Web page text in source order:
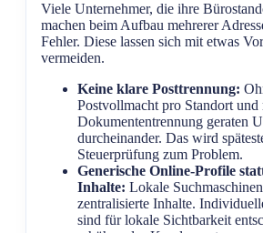
Viele Unternehmer, die ihre
machen beim Aufbau mehrerer
Fehler. Diese lassen sich mit etwas
vermeiden.
Keine klare Posttrennung:
Postvollmacht pro Standort und
Dokumententrennung geraten
durcheinander. Das wird
Steuerprüfung zum Problem.
Generische Online-Profile
Inhalte: Lokale
zentralisierte Inhalte.
sind für lokale Sichtbarkeit